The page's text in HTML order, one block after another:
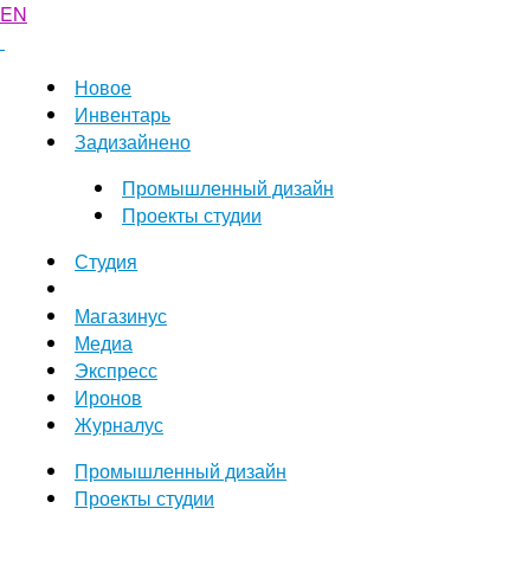
EN
Новое
Инвентарь
Задизайнено
Промышленный дизайн
Проекты студии
Студия
Магазинус
Медиа
Экспресс
Иронов
Журналус
Промышленный дизайн
Проекты студии